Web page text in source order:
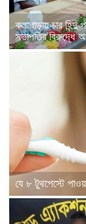
কলাপাড়ায় চার হিন্দু
সভাপতির বিরুদ্ধে
যে ৮ টুথপেস্টে